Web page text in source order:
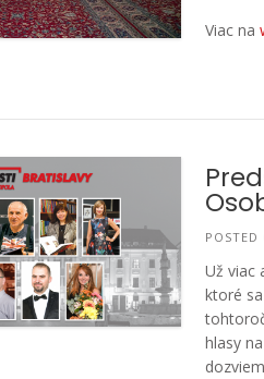
Viac na
POSTED
Už viac
ktoré
hlasy